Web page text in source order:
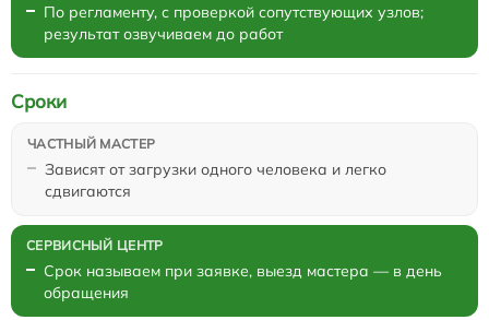
По регламенту, с проверкой сопутствующих узлов;
результат озвучиваем до работ
Зависят от загрузки одного человека и легко
сдвигаются
Сроки
Срок называем при заявке, выезд мастера — в день
обращения